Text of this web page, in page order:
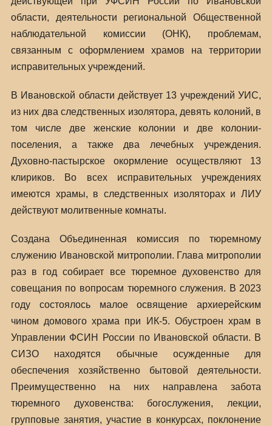
области, деятельности региональной Общественной
наблюдательной комиссии (ОНК), проблемам,
связанным с оформлением храмов на территории
исправительных учреждений.
В Ивановской области действует 13 учреждений УИС,
из них два следственных изолятора, девять колоний, в
том числе две женские колонии и две колонии-
поселения, а также два лечебных учреждения.
Духовно-пастырское окормление осуществляют 13
клириков. Во всех исправительных учреждениях
имеются храмы, в следственных изоляторах и ЛИУ
действуют молитвенные комнаты.
Создана Объединенная комиссия по тюремному
служению Ивановской митрополии. Глава митрополии
раз в год собирает все тюремное духовенство для
совещания по вопросам тюремного служения. В 2023
году состоялось малое освящение архиерейским
чином домового храма при ИК-5. Обустроен храм в
Управлении ФСИН России по Ивановской области. В
СИЗО находятся обычные осужденные для
обеспечения хозяйственно бытовой деятельности.
Преимущественно на них направлена забота
тюремного духовенства: богослужения, лекции,
групповые занятия, участие в конкурсах, поклонение